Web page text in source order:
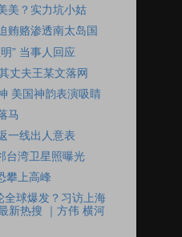
美？实力坑小姑
贿赂渗透南太岛国
” 当事人回应
丈夫王某文落网
美国神韵表演吸睛
马
一线出人意表
台湾卫星照曝光
攀上高峰
全球爆发？习访上海
新热搜 ｜方伟 横河